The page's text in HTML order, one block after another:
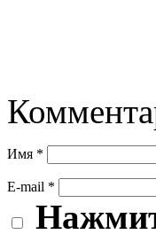
Имя *
E-mail *